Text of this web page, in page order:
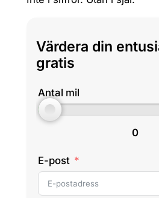
Värdera din
gratis
Antal mil
0
E-post